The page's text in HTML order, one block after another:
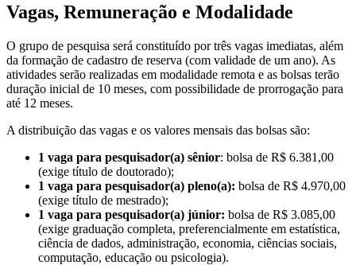
Vagas, Remuneração e Modalidade
O grupo de pesquisa será constituído por três vagas imediatas, além
da formação de cadastro de reserva (com validade de um ano). As
atividades serão realizadas em modalidade remota e as bolsas terão
duração inicial de 10 meses, com possibilidade de prorrogação para
até 12 meses.
A distribuição das vagas e os valores mensais das bolsas são:
1 vaga para pesquisador(a) sênior: bolsa de R$ 6.381,00
(exige título de doutorado);
1 vaga para pesquisador(a) pleno(a): bolsa de R$ 4.970,00
(exige título de mestrado);
1 vaga para pesquisador(a) júnior: bolsa de R$ 3.085,00
(exige graduação completa, preferencialmente em estatística,
ciência de dados, administração, economia, ciências sociais,
computação, educação ou psicologia).